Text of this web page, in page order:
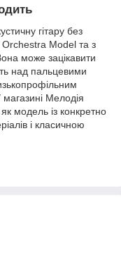
гітару без
Orchestra Model та з
може зацікавити
над пальцевими
Мелодія
модель із конкретно
і класичною